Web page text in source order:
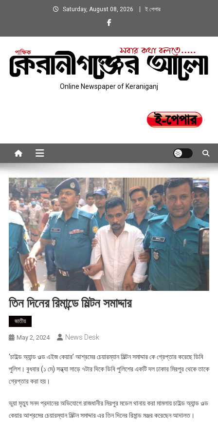
Saturday, August 08, 2026 ই পেপার
Online Newspaper of Keraniganj
তিন দিনের রিমান্ডে মিল্টন সমাদ্দার
জাতীয়
May 2, 2024 News Desk
‘চাইল্ড অ্যান্ড ওল্ড এইজ কেয়ার’ আশ্রমের চেয়ারম্যান মিল্টন সমাদ্দার কে গ্রেপ্তার করেছে ডিবি
পুলিশ। বুধবার (১ মে) সন্ধ্যা সাড়ে ৭টার দিকে ডিবি পুলিশের একটি দল ঢাকার মিরপুর থেকে তাকে
গ্রেপ্তার করা হয়।
ভুয়া মৃত্যু সনদ প্রদানের অভিযোগে রাজধানীর মিরপুর মডেল থানায় করা মামলায় চাইল্ড অ্যান্ড ওল্ড
কেয়ার আশ্রমের চেয়ারম্যান মিল্টন সমাদ্দার এর তিন দিনের রিমান্ড মঞ্জর করেছেন আদালত।